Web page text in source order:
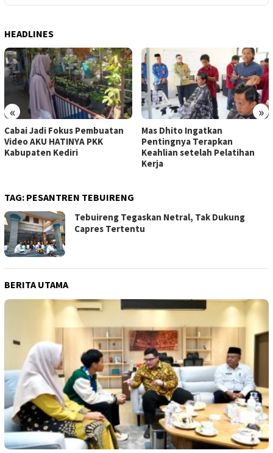
HEADLINES
« »
Cabai Jadi Fokus Pembuatan
Video AKU HATINYA PKK
Kabupaten Kediri
Mas Dhito Ingatkan
Pentingnya Terapkan
Keahlian setelah Pelatihan
Kerja
TAG: PESANTREN TEBUIRENG
Tebuireng Tegaskan Netral, Tak Dukung
Capres Tertentu
BERITA UTAMA